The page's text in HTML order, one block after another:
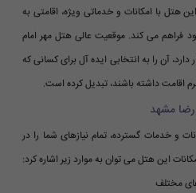
هتل با امکانات و خدماتی ویژه، اقامتی به
فراهم می کند. موقعیت عالی هتل مهر امام
آن را به انتخابی ایده آل برای کسانی که
اقامت داشته باشند، تبدیل کرده است.
رضا مشهد
و خدمات گسترده، تمام نیازهای شما را در
این هتل می توان به موارد زیر اشاره کرد:
مختلف